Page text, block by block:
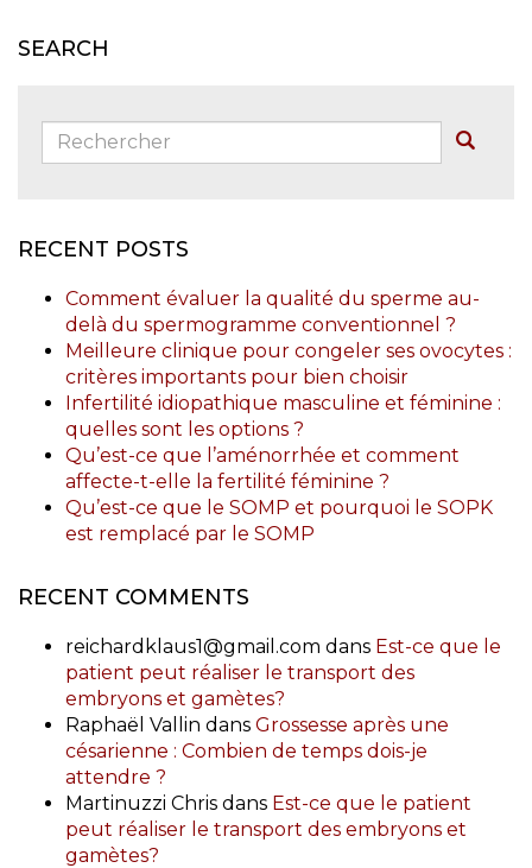
SEARCH
Rechercher:
RECENT POSTS
Comment évaluer la qualité du sperme au-
delà du spermogramme conventionnel ?
Meilleure clinique pour congeler ses ovocytes :
critères importants pour bien choisir
Infertilité idiopathique masculine et féminine :
quelles sont les options ?
Qu’est-ce que l’aménorrhée et comment
affecte-t-elle la fertilité féminine ?
Qu’est-ce que le SOMP et pourquoi le SOPK
est remplacé par le SOMP
RECENT COMMENTS
reichardklaus1@gmail.com dans Est-ce que le
patient peut réaliser le transport des
embryons et gamètes?
Raphaël Vallin dans Grossesse après une
césarienne : Combien de temps dois-je
attendre ?
Martinuzzi Chris dans Est-ce que le patient
peut réaliser le transport des embryons et
gamètes?